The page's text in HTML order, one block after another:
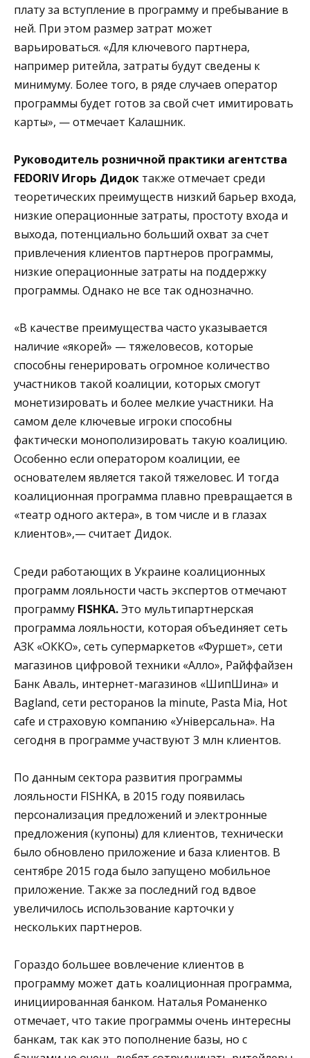
плату за вступление в программу и пребывание в
ней. При этом размер затрат может
варьироваться. «Для ключевого партнера,
например ритейла, затраты будут сведены к
минимуму. Более того, в ряде случаев оператор
программы будет готов за свой счет имитировать
карты», — отмечает Калашник.
Руководитель розничной практики агентства
FEDORIV Игорь Дидок также отмечает среди
теоретических преимуществ низкий барьер входа,
низкие операционные затраты, простоту входа и
выхода, потенциально больший охват за счет
привлечения клиентов партнеров программы,
низкие операционные затраты на поддержку
программы. Однако не все так однозначно.
«В качестве преимущества часто указывается
наличие «якорей» — тяжеловесов, которые
способны генерировать огромное количество
участников такой коалиции, которых смогут
монетизировать и более мелкие участники. На
самом деле ключевые игроки способны
фактически монополизировать такую коалицию.
Особенно если оператором коалиции, ее
основателем является такой тяжеловес. И тогда
коалиционная программа плавно превращается в
«театр одного актера», в том числе и в глазах
клиентов»,— считает Дидок.
Среди работающих в Украине коалиционных
программ лояльности часть экспертов отмечают
программу FISHKA.Это мультипартнерская
программа лояльности, которая объединяет сеть
АЗК «ОККО», сеть супермаркетов «Фуршет», сети
магазинов цифровой техники «Алло», Райффайзен
Банк Аваль, интернет-магазинов «ШипШина» и
Bagland, сети ресторанов la minute, Pasta Mia, Hot
cafe и страховую компанию «Універсальна». На
сегодня в программе участвуют 3 млн клиентов.
По данным сектора развития программы
лояльности FISHKA, в 2015 году появилась
персонализация предложений и электронные
предложения (купоны) для клиентов, технически
было обновлено приложение и база клиентов. В
сентябре 2015 года было запущено мобильное
приложение. Также за последний год вдвое
увеличилось использование карточки у
нескольких партнеров.
Гораздо большее вовлечение клиентов в
программу может дать коалиционная программа,
инициированная банком. Наталья Романенко
отмечает, что такие программы очень интересны
банкам, так как это пополнение базы, но с